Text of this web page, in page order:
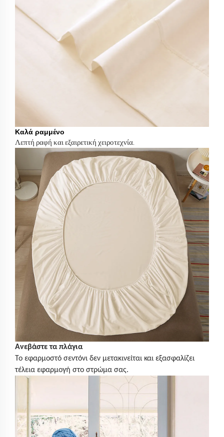
Καλά ραμμένο
Λεπτή ραφή και εξαιρετική χειροτεχνία.
Ανεβάστε τα πλάγια
Το εφαρμοστό σεντόνι δεν μετακινείται και εξασφαλίζει
τέλεια εφαρμογή στο στρώμα σας.